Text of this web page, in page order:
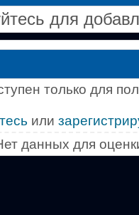
для
только для
или
данных для